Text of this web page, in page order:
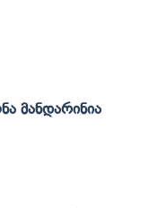
Მანდარინია